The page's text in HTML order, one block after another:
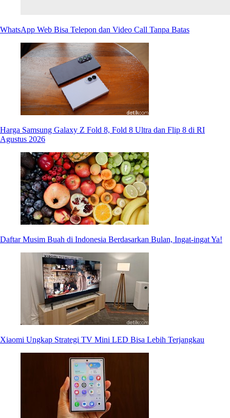
WhatsApp Web Bisa Telepon dan Video Call Tanpa Batas
Harga Samsung Galaxy Z Fold 8, Fold 8 Ultra dan Flip 8 di RI
Agustus 2026
Daftar Musim Buah di Indonesia Berdasarkan Bulan, Ingat-ingat Ya!
Xiaomi Ungkap Strategi TV Mini LED Bisa Lebih Terjangkau